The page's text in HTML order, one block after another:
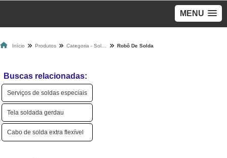
MENU
Início Produtos Robô De Solda
Buscas relacionadas:
Serviços de soldas especiais
Tela soldada gerdau
Cabo de solda extra flexível